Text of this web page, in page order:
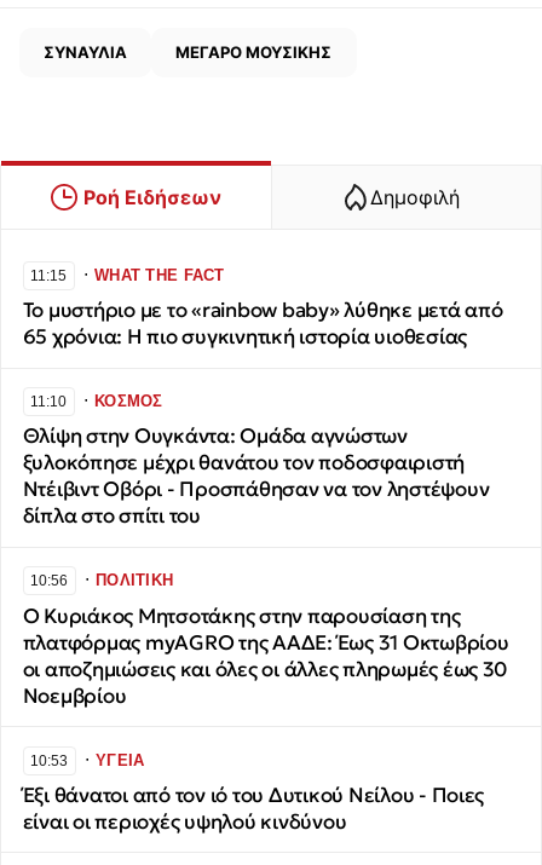
ΣΥΝΑΥΛΙΑ ΜΕΓΑΡΟ ΜΟΥΣΙΚΗΣ
Ροή Ειδήσεων Δημοφιλή
11:15 ∙WHAT THE FACT
Το μυστήριο με το «rainbow baby» λύθηκε μετά από
65 χρόνια: Η πιο συγκινητική ιστορία υιοθεσίας
11:10 ∙ΚΟΣΜΟΣ
Θλίψη στην Ουγκάντα: Ομάδα αγνώστων
ξυλοκόπησε μέχρι θανάτου τον ποδοσφαιριστή
Ντέιβιντ Οβόρι - Προσπάθησαν να τον ληστέψουν
δίπλα στο σπίτι του
10:56 ∙ΠΟΛΙΤΙΚΗ
Ο Κυριάκος Μητσοτάκης στην παρουσίαση της
πλατφόρμας myAGRO της ΑΑΔΕ: Έως 31 Οκτωβρίου
οι αποζημιώσεις και όλες οι άλλες πληρωμές έως 30
Νοεμβρίου
10:53 ∙ΥΓΕΙΑ
Έξι θάνατοι από τον ιό του Δυτικού Νείλου - Ποιες
είναι οι περιοχές υψηλού κινδύνου